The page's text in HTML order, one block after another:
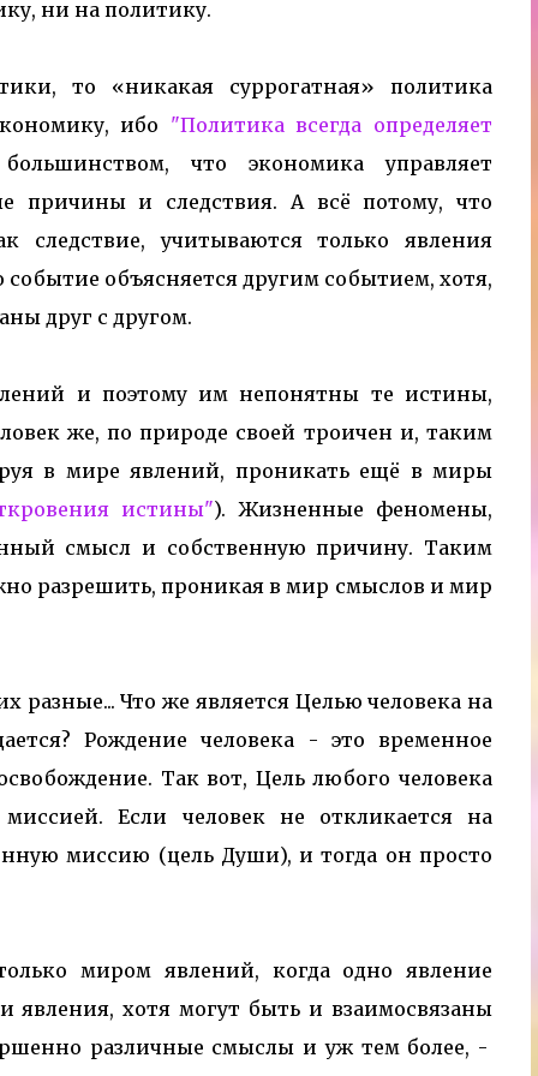
ни на политику.
то «никакая суррогатная» политика
ибо "Политика всегда определяет
что экономика управляет
причины и следствия. А всё потому, что
следствие, учитываются только явления
объясняется другим событием, хотя,
друг с другом.
и поэтому им непонятны те истины,
же, по природе своей троичен и, таким
в мире явлений, проникать ещё в миры
истины"). Жизненные феномены,
смысл и собственную причину. Таким
разрешить, проникая в мир смыслов и мир
Что же является Целью человека на
Рождение человека - это временное
Так вот, Цель любого человека
Если человек не откликается на
миссию (цель Души), и тогда он просто
миром явлений, когда одно явление
хотя могут быть и взаимосвязаны
различные смыслы и уж тем более, -